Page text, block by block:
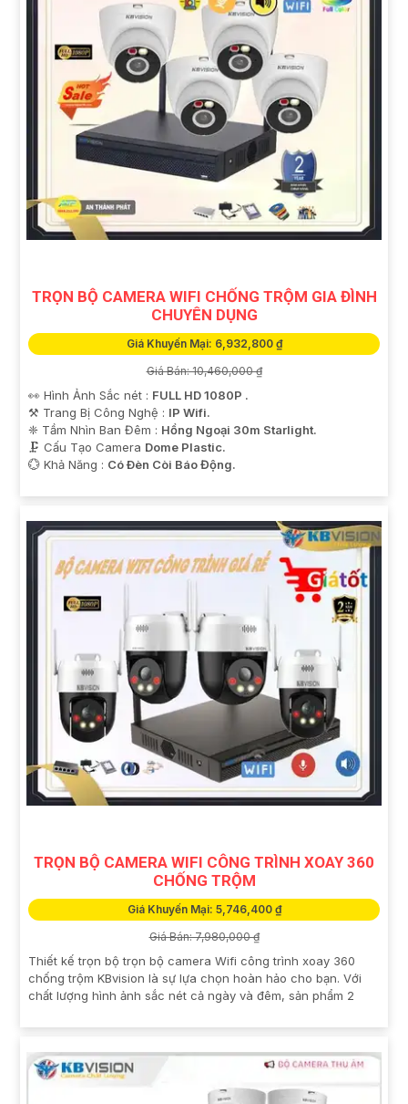
TRỌN BỘ CAMERA WIFI CHỐNG TRỘM GIA ĐÌNH
CHUYÊN DỤNG
Giá Khuyến Mại: 6,932,800 ₫
Giá Bán: 10,460,000 ₫
👀 Hình Ảnh Sắc nét : FULL HD 1080P .
⚒ Trang Bị Công Nghệ : IP Wifi.
❈ Tầm Nhìn Ban Đêm : Hồng Ngoại 30m Starlight.
🗜️ Cấu Tạo Camera Dome Plastic.
️💮 Khả Năng : Có Ðèn Còi Báo Động.
TRỌN BỘ CAMERA WIFI CÔNG TRÌNH XOAY 360
CHỐNG TRỘM
Giá Khuyến Mại: 5,746,400 ₫
Giá Bán: 7,980,000 ₫
Thiết kế trọn bộ trọn bộ camera Wifi công trình xoay 360
chống trộm KBvision là sự lựa chọn hoàn hảo cho bạn. Với
chất lượng hình ảnh sắc nét cả ngày và đêm, sản phẩm 2